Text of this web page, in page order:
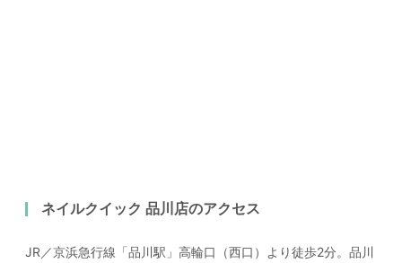
ネイルクイック 品川店のアクセス
JR／京浜急行線「品川駅」高輪口（西口）より徒歩2分。品川